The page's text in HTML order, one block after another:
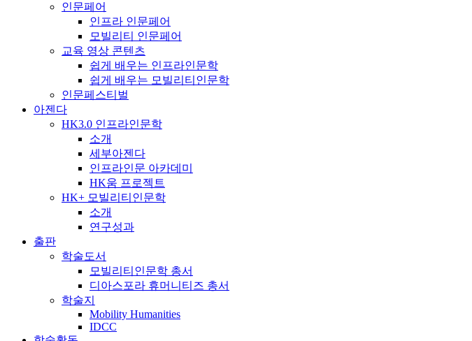
인문페어
인프라 인문페어
모빌리티 인문페어
교육 영상 콘텐츠
쉽게 배우는 인프라인문학
쉽게 배우는 모빌리티인문학
인문페스티벌
아젠다
HK3.0 인프라인문학
소개
세부아젠다
인프라인문 아카데미
HK움 프로젝트
HK+ 모빌리티인문학
소개
연구성과
출판
학술도서
모빌리티인문학 총서
디아스포라 휴머니티즈 총서
학술지
Mobility Humanities
IDCC